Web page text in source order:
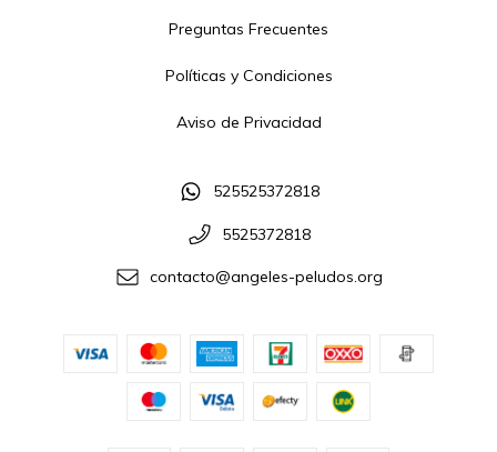
Preguntas Frecuentes
Políticas y Condiciones
Aviso de Privacidad
525525372818
5525372818
contacto@angeles-peludos.org